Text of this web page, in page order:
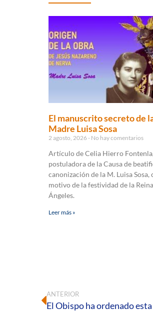
El manuscrito secreto de
Madre Luisa Sosa
2 agosto, 2026 No hay comentarios
Artículo de Celia Hierro Fontenla,
postuladora de la Causa de
canonización de la M. Luisa Sosa,
motivo de la festividad de la
Ángeles.
Leer más »
ANTERIOR
El Obispo ha ordenado